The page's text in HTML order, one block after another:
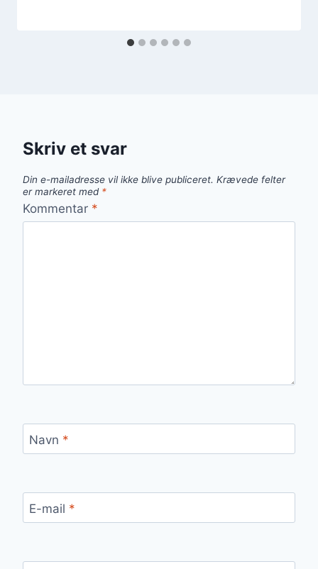
Skriv et svar
Din e-mailadresse vil ikke blive publiceret. Krævede felter
er markeret med *
Kommentar *
Navn *
E-mail *